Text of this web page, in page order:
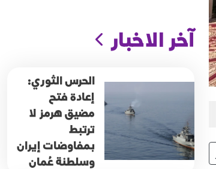
آخر الاخبار
الحرس الثوري:
إعادة فتح
مضيق هرمز لا
ترتبط
بمفاوضات إيران
وسلطنة عُمان